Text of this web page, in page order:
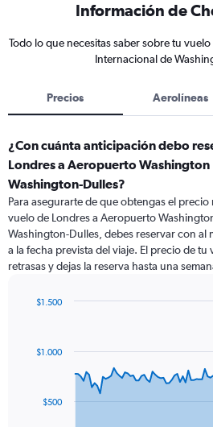
Información de
Todo lo que necesitas saber sobre tu
Internacional de
Precios Aerolíneas
¿Con cuánta anticipación debo
Londres a Aeropuerto Washington
Washington-Dulles?
Para asegurarte de que obtengas el
vuelo de Londres a Aeropuerto
Washington-Dulles, debes reservar con al
a la fecha prevista del viaje. El precio de
retrasas y dejas la reserva hasta una
data
The$500
$1.000
$1.500